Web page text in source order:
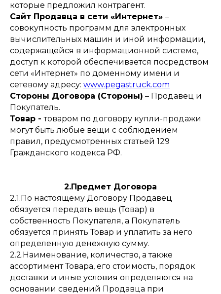
которые предложил контрагент.
Сайт Продавца в сети «Интернет» –
совокупность программ для электронных
вычислительных машин и иной информации,
содержащейся в информационной системе,
доступ к которой обеспечивается посредством
сети «Интернет» по доменному имени и
сетевому адресу: www.pegastruck.com
Стороны Договора (Стороны) – Продавец и
Покупатель.
Товар -товаром по договору купли-продажи
могут быть любые вещи с соблюдением
правил, предусмотренных статьей 129
Гражданского кодекса РФ.
2.Предмет Договора
2.1.По настоящему Договору Продавец
обязуется передать вещь (Товар) в
собственность Покупателя, а Покупатель
обязуется принять Товар и уплатить за него
определенную денежную сумму.
2.2.Наименование, количество, а также
ассортимент Товара, его стоимость, порядок
доставки и иные условия определяются на
основании сведений Продавца при